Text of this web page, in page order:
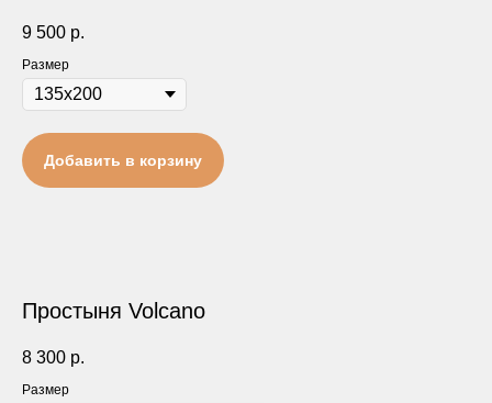
9 500 р.
Размер
Добавить в корзину
Простыня Volcano
8 300 р.
Размер